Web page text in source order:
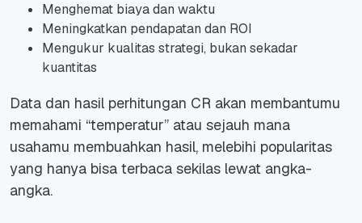
Menghemat biaya dan waktu
Meningkatkan pendapatan dan ROI
Mengukur kualitas strategi, bukan sekadar
kuantitas
Data dan hasil perhitungan CR akan membantumu
memahami “temperatur” atau sejauh mana
usahamu membuahkan hasil, melebihi popularitas
yang hanya bisa terbaca sekilas lewat angka-
angka.